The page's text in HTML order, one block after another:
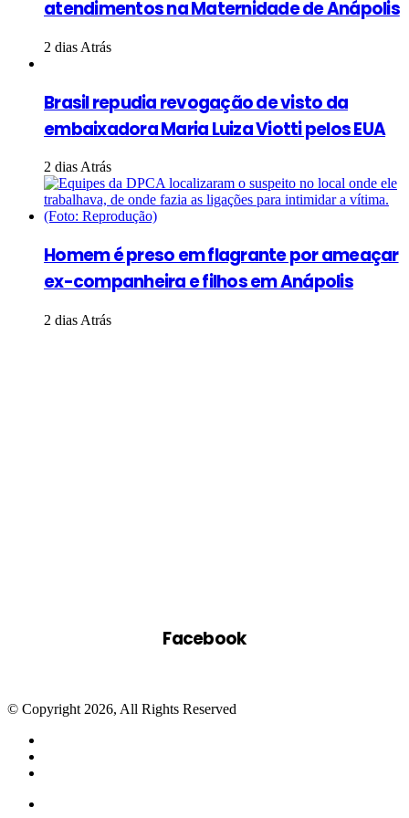
atendimentos na Maternidade de Anápolis
2 dias Atrás
Brasil repudia revogação de visto da
embaixadora Maria Luiza Viotti pelos EUA
2 dias Atrás
Homem é preso em flagrante por ameaçar
ex-companheira e filhos em Anápolis
2 dias Atrás
Facebook
© Copyright 2026, All Rights Reserved
Facebook
Twitter
WhatsApp
Telegram
Close